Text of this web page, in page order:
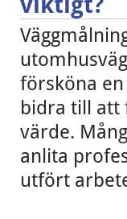
försköna
bidra till att
värde.
anlita
utfört